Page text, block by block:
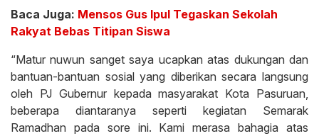
Baca Juga: Mensos Gus Ipul Tegaskan Sekolah
Rakyat Bebas Titipan Siswa
“Matur nuwun sanget saya ucapkan atas dukungan dan
bantuan-bantuan sosial yang diberikan secara langsung
oleh PJ Gubernur kepada masyarakat Kota Pasuruan,
beberapa diantaranya seperti kegiatan Semarak
Ramadhan pada sore ini. Kami merasa bahagia atas